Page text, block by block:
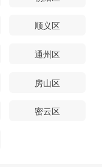
顺义区
通州区
房山区
密云区